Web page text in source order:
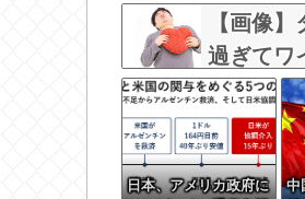
【画像
過ぎてワ
日本、アメリカ政府に
中